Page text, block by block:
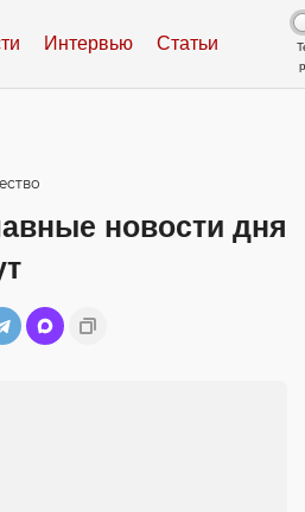
Интервью Статьи
новости дня